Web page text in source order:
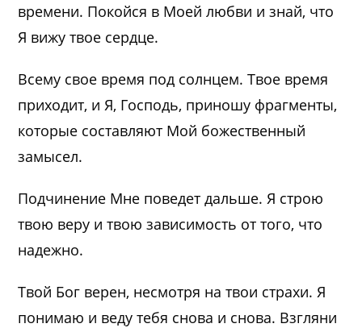
времени. Покойся в Моей любви и знай, что
Я вижу твое сердце.
Всему свое время под солнцем. Твое время
приходит, и Я, Господь, приношу фрагменты,
которые составляют Мой божественный
замысел.
Подчинение Мне поведет дальше. Я строю
твою веру и твою зависимость от того, что
надежно.
Твой Бог верен, несмотря на твои страхи. Я
понимаю и веду тебя снова и снова. Взгляни